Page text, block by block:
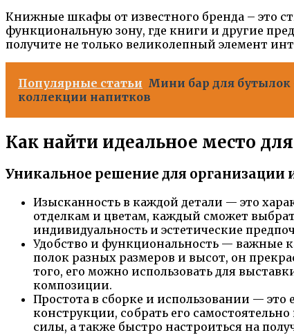
Книжные шкафы от известного бренда – это
функциональную зону, где книги и другие
получите не только великолепный элемент
Популярные статьи Мини бар для
коллекции напитков
Как найти идеальное место
Уникальное решение для организации
Изысканность в каждой детали — это
отделкам и цветам, каждый сможет
индивидуальность и эстетические
Удобство и функциональность — важные
полок разных размеров и высот, он
того, его можно использовать для
композиции.
Простота в сборке и использовании —
конструкции, собрать его
силы, а также быстро настроиться на